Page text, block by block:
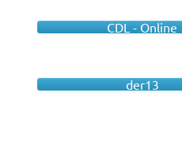
CDL - Online
der13